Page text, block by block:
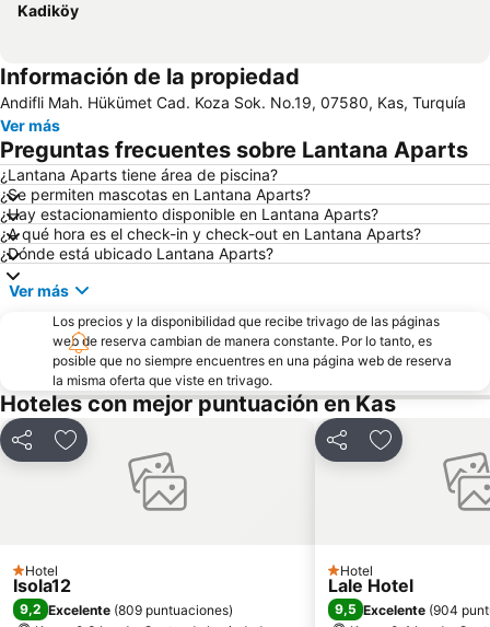
Kadiköy
Información de la propiedad
Andifli Mah. Hükümet Cad. Koza Sok. No.19, 07580, Kas, Turquía
Ver más
Preguntas frecuentes sobre Lantana Aparts
¿Lantana Aparts tiene área de piscina?
¿Se permiten mascotas en Lantana Aparts?
¿Hay estacionamiento disponible en Lantana Aparts?
¿A qué hora es el check-in y check-out en Lantana Aparts?
¿Dónde está ubicado Lantana Aparts?
Ver más
Los precios y la disponibilidad que recibe trivago de las páginas
web de reserva cambian de manera constante. Por lo tanto, es
posible que no siempre encuentres en una página web de reserva
la misma oferta que viste en trivago.
Hoteles con mejor puntuación en Kas
CompartirAgregar a favoritos
1 Estrellas
Hotel
Isola12
9,2 Excelente (809 puntuaciones)
CompartirAgregar a
1 Estrellas
Hotel
Lale Hotel
9,5 Excelente (904